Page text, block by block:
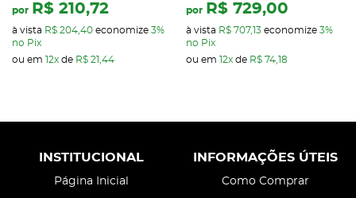
por R$ 210,72
à vista R$ 204,40 economize 3%
no Pix
ou em 12x de R$ 21,44
por R$ 729,00
à vista R$ 707,13 economize 3%
no Pix
ou em 12x de R$ 74,18
INSTITUCIONAL
Página Inicial
INFORMAÇÕES ÚTEIS
Como Comprar